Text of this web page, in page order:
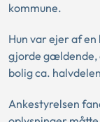
kommune.
Hun var ejer af en
gjorde gældende,
bolig ca.
Ankestyrelsen